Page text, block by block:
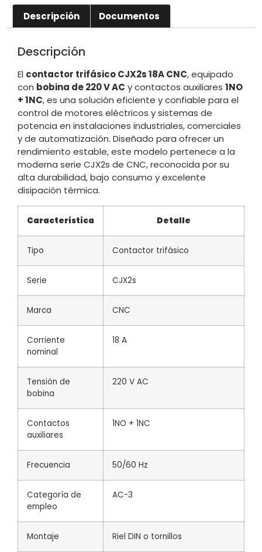
Descripción Documentos
Descripción
El contactor trifásico CJX2s 18A CNC, equipado
con bobina de 220 V AC y contactos auxiliares 1NO
+ 1NC, es una solución eficiente y confiable para el
control de motores eléctricos y sistemas de
potencia en instalaciones industriales, comerciales
y de automatización. Diseñado para ofrecer un
rendimiento estable, este modelo pertenece a la
moderna serie CJX2s de CNC, reconocida por su
alta durabilidad, bajo consumo y excelente
disipación térmica.
Característica Detalle
Tipo Contactor trifásico
Serie CJX2s
Marca CNC
Corriente
nominal
18 A
Tensión de
bobina
220 V AC
Contactos
auxiliares
1NO + 1NC
Frecuencia 50/60 Hz
Categoría de
empleo
AC-3
Montaje Riel DIN o tornillos